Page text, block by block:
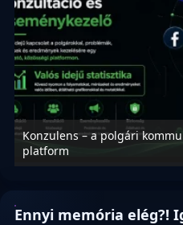
Konzulens – a polgári
platform
Ennyi memória elég?!